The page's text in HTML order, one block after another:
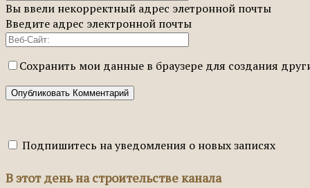
Вы ввели некорректный адрес элетронной почты
Введите адрес электронной почты
Сохранить мои данные в браузере для создания
Подпишитесь на уведомления о новых записях
В этот день на строительстве канала